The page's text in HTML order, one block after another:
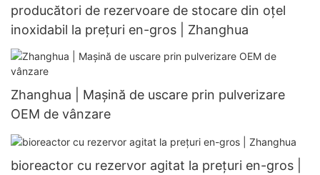
producători de rezervoare de stocare din oțel
inoxidabil la prețuri en-gros | Zhanghua
Zhanghua | Mașină de uscare prin pulverizare
OEM de vânzare
bioreactor cu rezervor agitat la prețuri en-gros |